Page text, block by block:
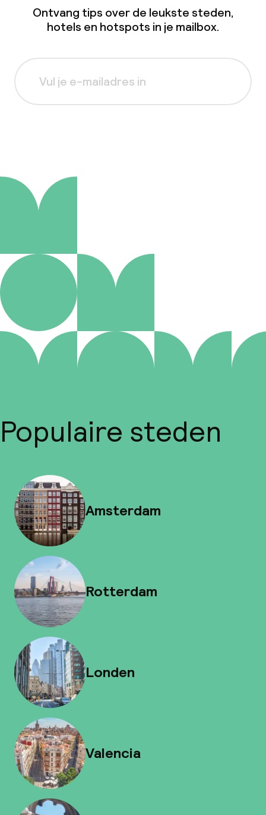
Ontvang tips over de leukste steden,
hotels en hotspots in je mailbox.
Populaire steden
Amsterdam
Rotterdam
Londen
Valencia